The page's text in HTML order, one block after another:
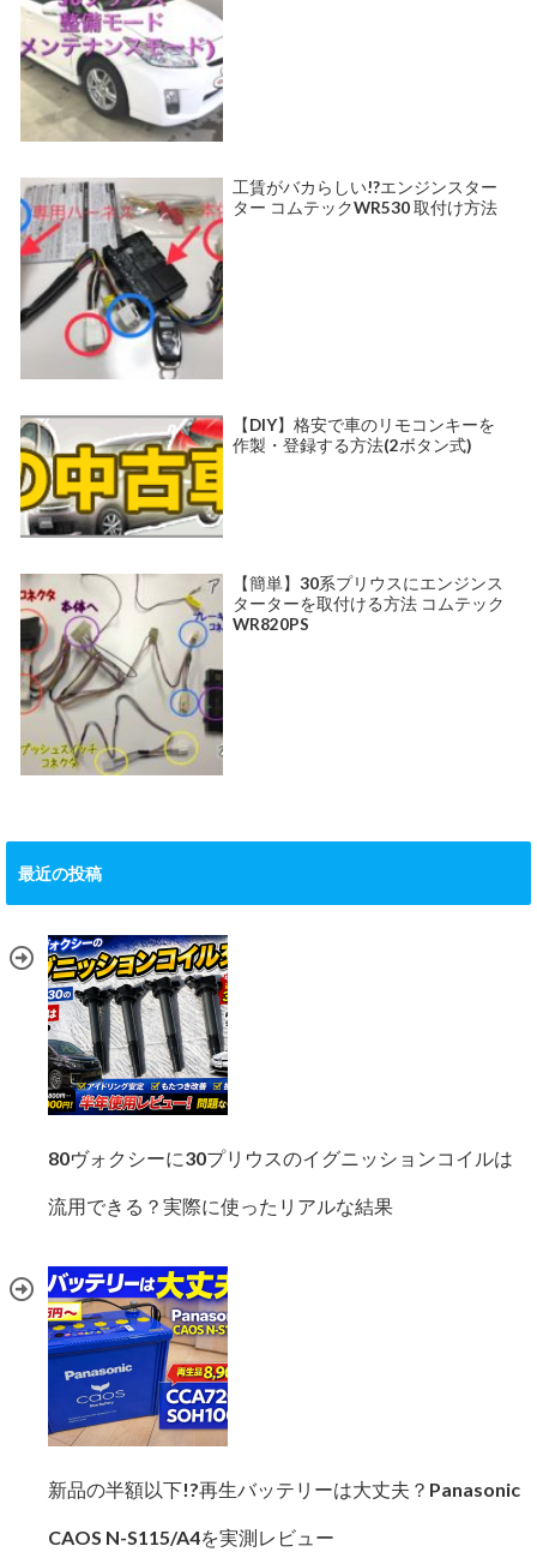
工賃がバカらしい!?エンジンスター
ター コムテックWR530 取付け方法
【DIY】格安で車のリモコンキーを
作製・登録する方法(2ボタン式)
【簡単】30系プリウスにエンジンス
ターターを取付ける方法 コムテック
WR820PS
最近の投稿
80ヴォクシーに30プリウスのイグニッションコイルは
流用できる？実際に使ったリアルな結果
新品の半額以下!?再生バッテリーは大丈夫？Panasonic
CAOS N-S115/A4を実測レビュー